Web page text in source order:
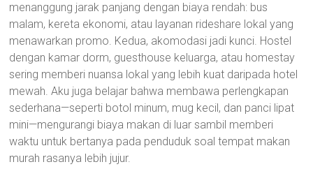
menanggung jarak panjang dengan biaya rendah: bus
malam, kereta ekonomi, atau layanan rideshare lokal yang
menawarkan promo. Kedua, akomodasi jadi kunci. Hostel
dengan kamar dorm, guesthouse keluarga, atau homestay
sering memberi nuansa lokal yang lebih kuat daripada hotel
mewah. Aku juga belajar bahwa membawa perlengkapan
sederhana—seperti botol minum, mug kecil, dan panci lipat
mini—mengurangi biaya makan di luar sambil memberi
waktu untuk bertanya pada penduduk soal tempat makan
murah rasanya lebih jujur.